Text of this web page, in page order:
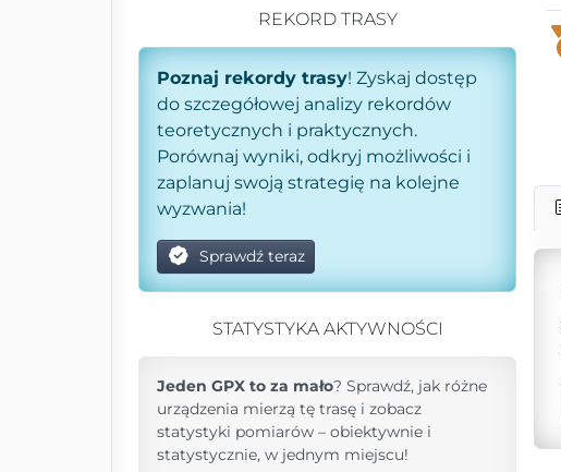
REKORD TRASY
Poznaj rekordy trasy! Zyskaj dostęp
do szczegółowej analizy rekordów
teoretycznych i praktycznych.
Porównaj wyniki, odkryj możliwości i
zaplanuj swoją strategię na kolejne
wyzwania!
Sprawdź teraz
STATYSTYKA AKTYWNOŚCI
Jeden GPX to za mało? Sprawdź, jak różne
urządzenia mierzą tę trasę i zobacz
statystyki pomiarów – obiektywnie i
statystycznie, w jednym miejscu!